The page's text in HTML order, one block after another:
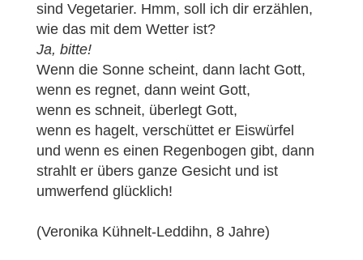
sind Vegetarier. Hmm, soll ich dir erzählen,
wie das mit dem Wetter ist?
Ja, bitte!
Wenn die Sonne scheint, dann lacht Gott,
wenn es regnet, dann weint Gott,
wenn es schneit, überlegt Gott,
wenn es hagelt, verschüttet er Eiswürfel
und wenn es einen Regenbogen gibt, dann
strahlt er übers ganze Gesicht und ist
umwerfend glücklich!
(Veronika Kühnelt-Leddihn, 8 Jahre)